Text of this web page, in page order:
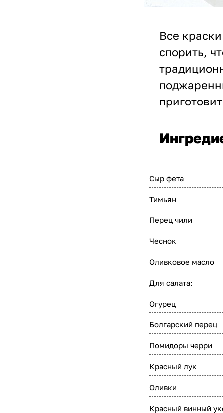
Все
спорить,
Сыр фета
Тимьян
Перец чили
Чеснок
Оливковое масло
Для салата:
Огурец
Болгарский перец
Помидоры черри
Красный лук
Оливки
Красный винный